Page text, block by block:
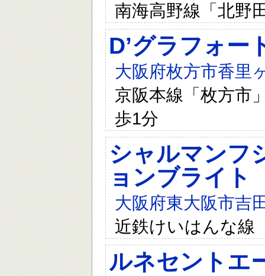
南海高野線「北野
D’グラフォー
大阪府枚方市香里
京阪本線「枚方市
歩1分
シャルマンフ
ョンブライト
大阪府東大阪市吉
近鉄けいはんな線
ルネセントエ